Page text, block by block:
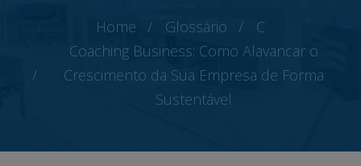
Home Glossário
C
Coaching Business: Como Alavancar o
Crescimento da Sua Empresa de Forma
Sustentável